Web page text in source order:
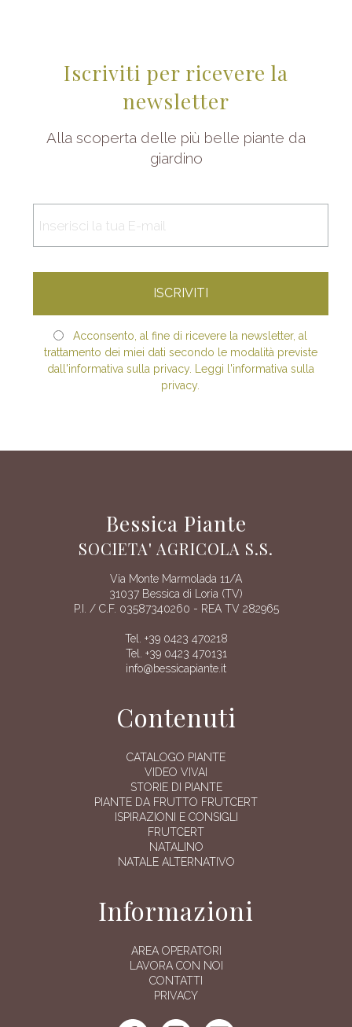
Iscriviti per ricevere la
newsletter
Alla scoperta delle più belle piante da
giardino
Acconsento, al fine di ricevere la newsletter, al
trattamento dei miei dati secondo le modalità previste
dall'informativa sulla privacy. Leggi l'informativa sulla
privacy.
Bessica Piante
SOCIETA' AGRICOLA S.S.
Via Monte Marmolada 11/A
31037 Bessica di Loria (TV)
P.I. / C.F. 03587340260 - REA TV 282965
Tel. +39 0423 470218
Tel. +39 0423 470131
info@bessicapiante.it
Contenuti
CATALOGO PIANTE
VIDEO VIVAI
STORIE DI PIANTE
PIANTE DA FRUTTO FRUTCERT
ISPIRAZIONI E CONSIGLI
FRUTCERT
NATALINO
NATALE ALTERNATIVO
Informazioni
AREA OPERATORI
LAVORA CON NOI
CONTATTI
PRIVACY